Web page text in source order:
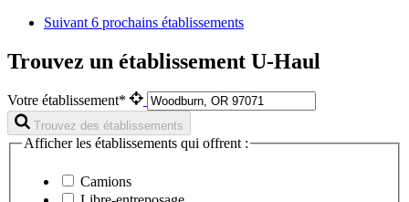
Suivant 6 prochains établissements
Trouvez un établissement U-Haul
Votre établissement*
Trouvez des établissements
Afficher les établissements qui offrent :
Camions